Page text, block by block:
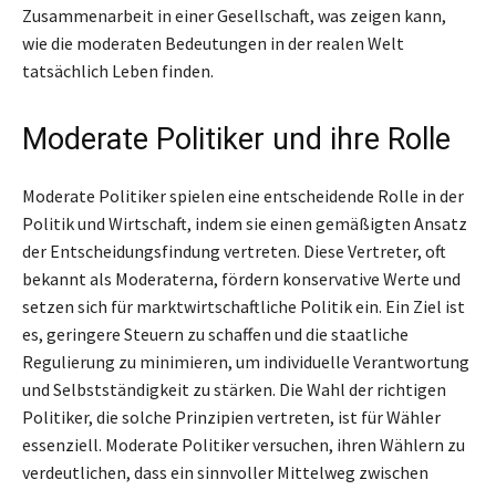
Zusammenarbeit in einer Gesellschaft, was zeigen kann,
wie die moderaten Bedeutungen in der realen Welt
tatsächlich Leben finden.
Moderate Politiker und ihre Rolle
Moderate Politiker spielen eine entscheidende Rolle in der
Politik und Wirtschaft, indem sie einen gemäßigten Ansatz
der Entscheidungsfindung vertreten. Diese Vertreter, oft
bekannt als Moderaterna, fördern konservative Werte und
setzen sich für marktwirtschaftliche Politik ein. Ein Ziel ist
es, geringere Steuern zu schaffen und die staatliche
Regulierung zu minimieren, um individuelle Verantwortung
und Selbstständigkeit zu stärken. Die Wahl der richtigen
Politiker, die solche Prinzipien vertreten, ist für Wähler
essenziell. Moderate Politiker versuchen, ihren Wählern zu
verdeutlichen, dass ein sinnvoller Mittelweg zwischen